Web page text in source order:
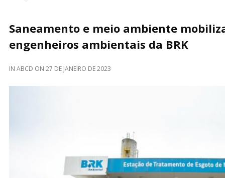
Saneamento e meio ambiente
engenheiros ambientais da BRK
IN ABCD ON 27 DE JANEIRO DE 2023